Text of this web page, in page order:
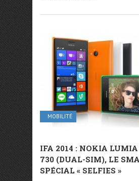
MOBILITÉ
IFA 2014 : NOKIA LUMIA
730 (DUAL-SIM), LE
SPÉCIAL « SELFIES »